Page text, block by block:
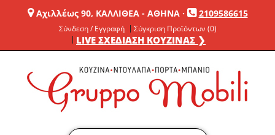
Αχιλλέως 90, ΚΑΛΛΙΘΕΑ - ΑΘΗΝΑ· 2109586615
Σύνδεση / Εγγραφή Σύγκριση Προϊόντων (0)
LIVE ΣΧΕΔΙΑΣΗ ΚΟΥΖΙΝΑΣ ❯